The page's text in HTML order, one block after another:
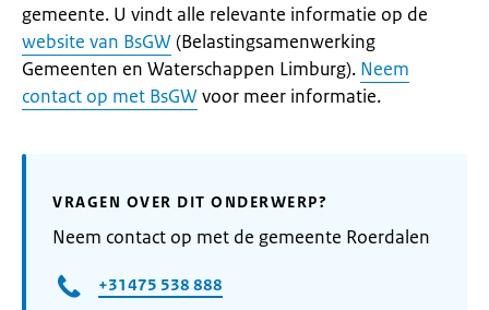
gemeente. U vindt alle relevante informatie op de
website van BsGW(Belastingsamenwerking
Gemeenten en Waterschappen Limburg). Neem
contact op met BsGWvoor meer informatie.
VRAGEN OVER DIT ONDERWERP?
Neem contact op met de gemeente Roerdalen
+31475 538 888